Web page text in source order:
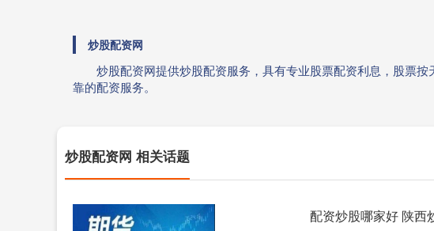
炒股配资网
炒股配资网提供炒股配资服务，具有专业股票配资利息，股票
靠的配资服务。
炒股配资网 相关话题
配资炒股哪家好 陕西